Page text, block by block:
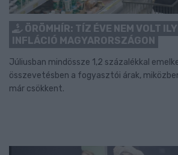
ÖRÖMHÍR: TÍZ ÉVE NEM VOLT
INFLÁCIÓ MAGYARORSZÁGON
Júliusban mindössze 1,2 százalékkal
összevetésben a fogyasztói árak,
már csökkent.